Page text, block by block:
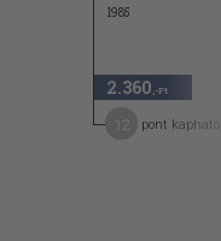
1985
2.360 ,-Ft
pont kapható